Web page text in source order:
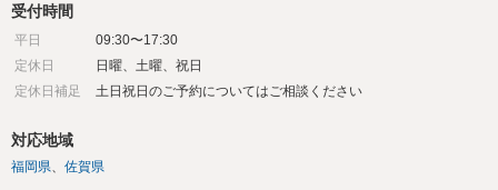
受付時間
平日
09:30〜17:30
定休日
日曜、土曜、祝日
定休日補足
土日祝日のご予約についてはご相談ください
対応地域
福岡県 佐賀県